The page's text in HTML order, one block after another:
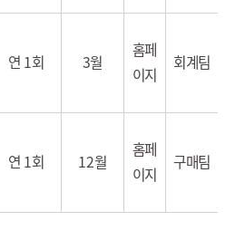
연 1회 3월
홈페
이지
회계팀
연 1회 12월
홈페
이지
구매팀